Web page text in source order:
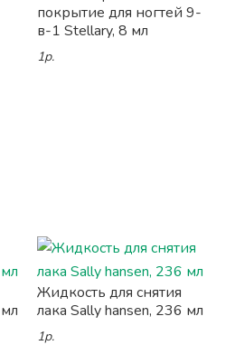
покрытие для ногтей 9-
в-1 Stellary, 8 мл
1р.
Жидкость для снятия
лака Sally hansen, 236 мл
1р.